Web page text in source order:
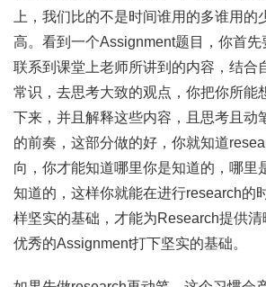
上，我们比的不是时间谁用的多谁用的
高。看到一个Assignment题目，你首先
联系到课堂上老师所讲到的内容，结合
常识，去思考大致的观点，你把你所能
下来，并且解释这些内容，且思考且动
的前奏，这部分做的好，你就知道
向，你才能知道哪里你是知道的，哪里
知道的，这样你就能在进行research的
样坚实的基础，才能为Research提供
优秀的Assignment打下坚实的基础。